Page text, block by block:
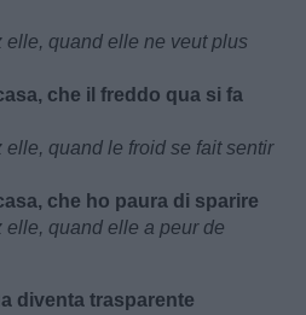
elle, quand elle ne veut plus
che il freddo qua si fa
quand le froid se fait sentir
che ho paura di sparire
quand elle a peur de
diventa trasparente